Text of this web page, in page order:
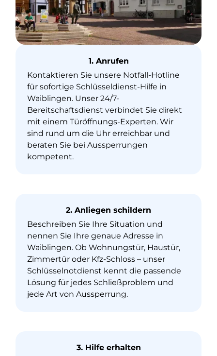
1. Anrufen
Kontaktieren Sie unsere Notfall-Hotline
für sofortige Schlüsseldienst-Hilfe in
Waiblingen. Unser 24/7-
Bereitschaftsdienst verbindet Sie direkt
mit einem Türöffnungs-Experten. Wir
sind rund um die Uhr erreichbar und
beraten Sie bei Aussperrungen
kompetent.
2. Anliegen schildern
Beschreiben Sie Ihre Situation und
nennen Sie Ihre genaue Adresse in
Waiblingen. Ob Wohnungstür, Haustür,
Zimmertür oder Kfz-Schloss – unser
Schlüsselnotdienst kennt die passende
Lösung für jedes Schließproblem und
jede Art von Aussperrung.
3. Hilfe erhalten